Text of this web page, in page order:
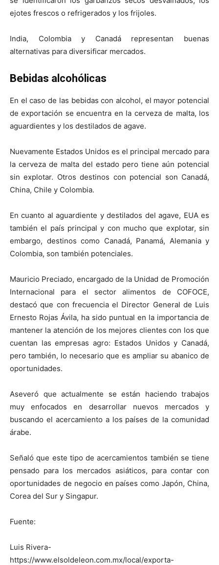
ejotes frescos o refrigerados y los frijoles.
India, Colombia y Canadá representan buenas
alternativas para diversificar mercados.
Bebidas alcohólicas
En el caso de las bebidas con alcohol, el mayor potencial
de exportación se encuentra en la cerveza de malta, los
aguardientes y los destilados de agave.
Nuevamente Estados Unidos es el principal mercado para
la cerveza de malta del estado pero tiene aún potencial
sin explotar. Otros destinos con potencial son Canadá,
China, Chile y Colombia.
En cuanto al aguardiente y destilados del agave, EUA es
también el país principal y con mucho que explotar, sin
embargo, destinos como Canadá, Panamá, Alemania y
Colombia, son también potenciales.
Mauricio Preciado, encargado de la Unidad de Promoción
Internacional para el sector alimentos de COFOCE,
destacó que con frecuencia el Director General de Luis
Ernesto Rojas Ávila, ha sido puntual en la importancia de
mantener la atención de los mejores clientes con los que
cuentan las empresas agro: Estados Unidos y Canadá,
pero también, lo necesario que es ampliar su abanico de
oportunidades.
Aseveró que actualmente se están haciendo trabajos
muy enfocados en desarrollar nuevos mercados y
buscando el acercamiento a los países de la comunidad
árabe.
Señaló que este tipo de acercamientos también se tiene
pensado para los mercados asiáticos, para contar con
oportunidades de negocio en países como Japón, China,
Corea del Sur y Singapur.
Fuente:
Luis Rivera-
https://www.elsoldeleon.com.mx/local/exporta-